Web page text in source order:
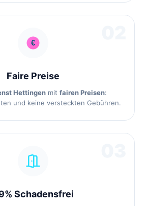
Faire Preise
Hettingen mit fairen Preisen:
und keine versteckten Gebühren.
Schadensfrei